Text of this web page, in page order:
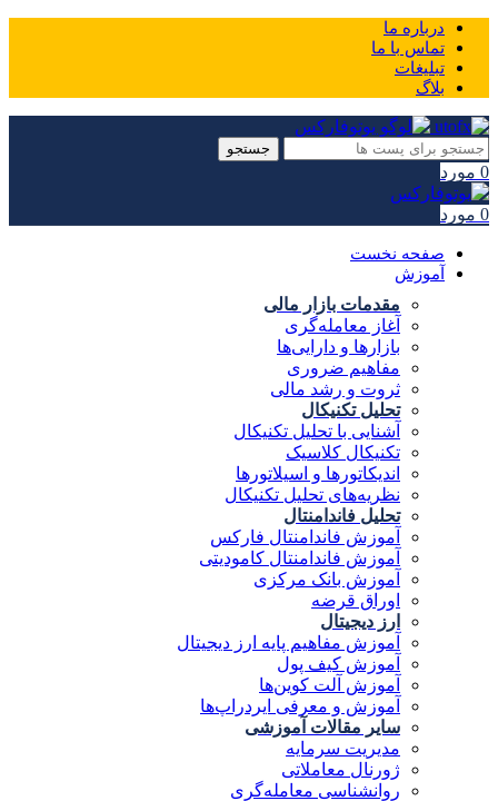
درباره ما
تماس با ما
تبلیغات
بلاگ
جستجو
0 مورد
0 مورد
صفحه نخست
آموزش
مقدمات بازار مالی
آغاز معامله‌گری
بازارها و دارایی‌ها
مفاهیم ضروری
ثروت و رشد مالی
تحلیل تکنیکال
آشنایی با تحلیل تکنیکال
تکنیکال کلاسیک
اندیکاتورها و اسیلاتورها
نظریه‌های تحلیل تکنیکال
تحلیل فاندامنتال
آموزش فاندامنتال فارکس
آموزش فاندامنتال کامودیتی
آموزش بانک مرکزی
اوراق قرضه
ارز دیجیتال
آموزش مفاهیم پایه ارز دیجیتال
آموزش کیف پول
آموزش آلت کوین‌ها
آموزش و معرفی ایردراپ‌ها
سایر مقالات آموزشی
مدیریت سرمایه
ژورنال معاملاتی
روانشناسی معامله‌گری